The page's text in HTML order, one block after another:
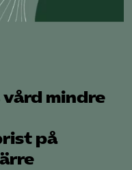
mindre
på